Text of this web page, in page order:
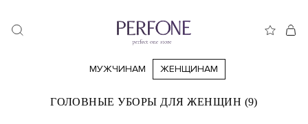
МУЖЧИНАМ ЖЕНЩИНАМ
ГОЛОВНЫЕ УБОРЫ ДЛЯ ЖЕНЩИН (9)